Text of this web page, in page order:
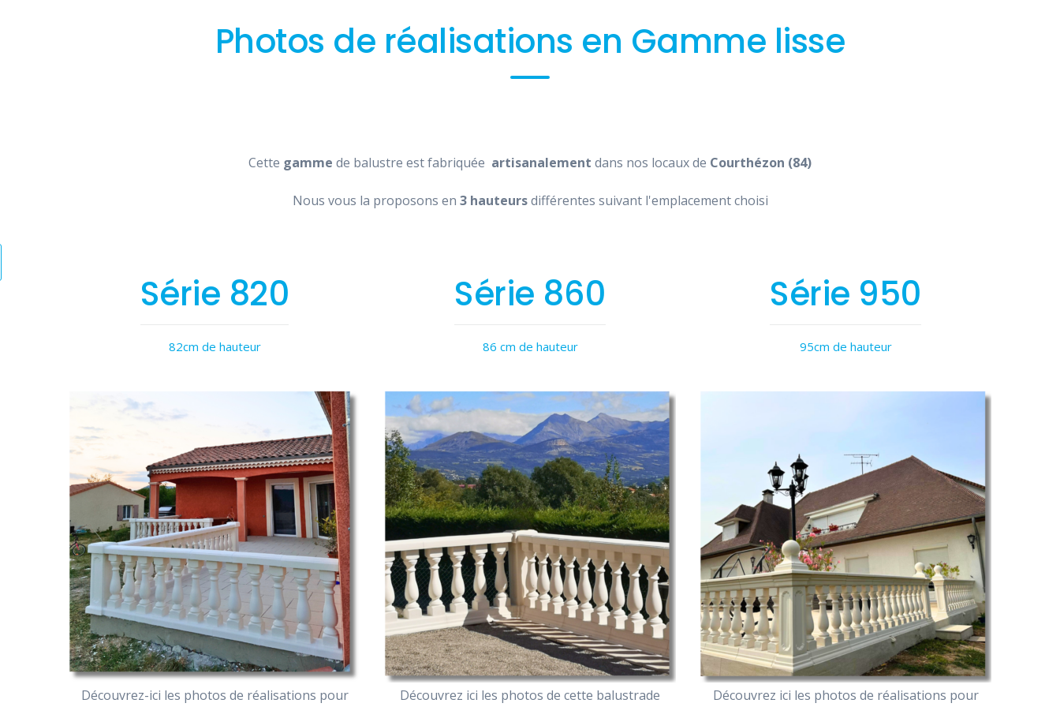
Photos de réalisations en Gamme lisse
Cette gamme de balustre est fabriquée artisanalement dans nos locaux de Courthézon (84)
Nous vous la proposons en 3 hauteursdifférentes suivant l'emplacement choisi
Série 820
82cm de hauteur
Découvrez-ici les photos de réalisations pour
Série 860
86 cm de hauteur
Découvrez ici les photos de cette balustrade
Série 950
95cm de hauteur
Découvrez ici les photos de réalisations pour